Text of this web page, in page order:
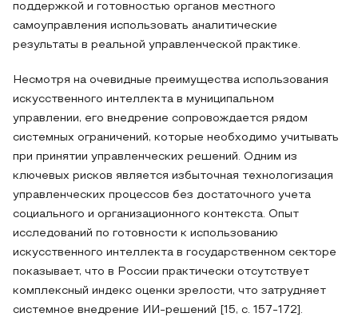
поддержкой и готовностью органов местного
самоуправления использовать аналитические
результаты в реальной управленческой практике.
Несмотря на очевидные преимущества использования
искусственного интеллекта в муниципальном
управлении, его внедрение сопровождается рядом
системных ограничений, которые необходимо учитывать
при принятии управленческих решений. Одним из
ключевых рисков является избыточная технологизация
управленческих процессов без достаточного учета
социального и организационного контекста. Опыт
исследований по готовности к использованию
искусственного интеллекта в государственном секторе
показывает, что в России практически отсутствует
комплексный индекс оценки зрелости, что затрудняет
системное внедрение ИИ-решений [15, с. 157-172].